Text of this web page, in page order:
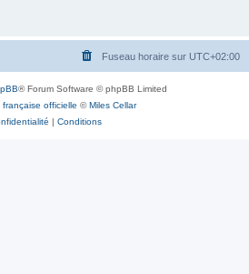
Fuseau horaire sur UTC+02:00
® Forum Software © phpBB Limited
officielle ©Miles Cellar
| Conditions